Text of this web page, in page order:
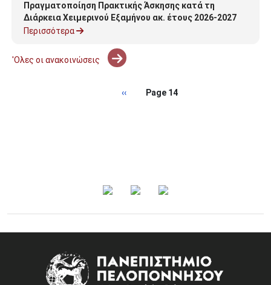
Πραγματοποίηση Πρακτικής Άσκησης κατά τη
Διάρκεια Χειμερινού Εξαμήνου ακ. έτους 2026-2027
Περισσότερα
'Ολες οι ανακοινώσεις
Προηγούμενη σελίδα
‹‹ Page 14